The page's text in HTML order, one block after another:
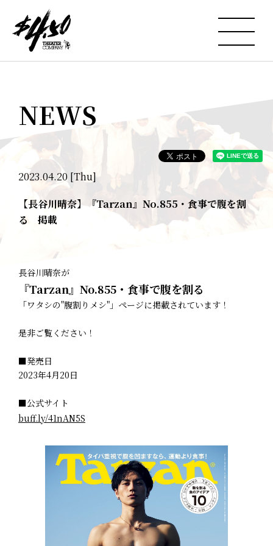
NEWS
2023.04.20 [Thu]
【長谷川晴奈】『Tarzan』No.855・食事で腹を割
る 掲載
長谷川晴奈が
『Tarzan』No.855・食事で腹を割る
「ワタシの"腹割りメシ"」ページに掲載されています！
是非ご覧ください！
■発売日
2023年4月20日
■公式サイト
buff.ly/41nAN5S